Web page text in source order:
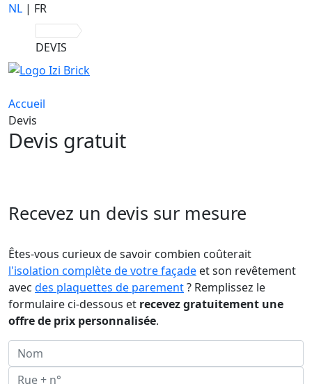
NL | FR
DEVIS
Devis gratuit
Accueil
Devis
Recevez un devis sur mesure
Êtes-vous curieux de savoir combien coûterait
l'isolation complète de votre façade et son revêtement
avec des plaquettes de parement? Remplissez le
formulaire ci-dessous et recevez gratuitement une
offre de prix personnalisée.